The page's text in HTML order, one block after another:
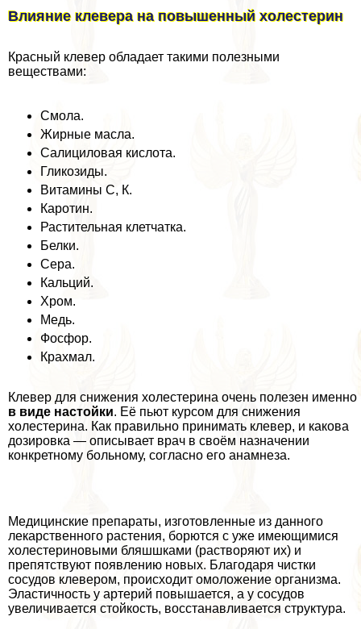
Влияние клевера на повышенный холестерин
Красный клевер обладает такими полезными
веществами:
Смола.
Жирные масла.
Салициловая кислота.
Гликозиды.
Витамины С, К.
Каротин.
Растительная клетчатка.
Белки.
Сера.
Кальций.
Хром.
Медь.
Фосфор.
Крахмал.
Клевер для снижения холестерина очень полезен именно
в виде настойки. Её пьют курсом для снижения
холестерина. Как правильно принимать клевер, и какова
дозировка — описывает врач в своём назначении
конкретному больному, согласно его анамнеза.
Медицинские препараты, изготовленные из данного
лекарственного растения, борются с уже имеющимися
холестериновыми бляшшками (растворяют их) и
препятствуют появлению новых. Благодаря чистки
сосудов клевером, происходит омоложение организма.
Эластичность у артерий повышается, а у сосудов
увеличивается стойкость, восстанавливается структура.